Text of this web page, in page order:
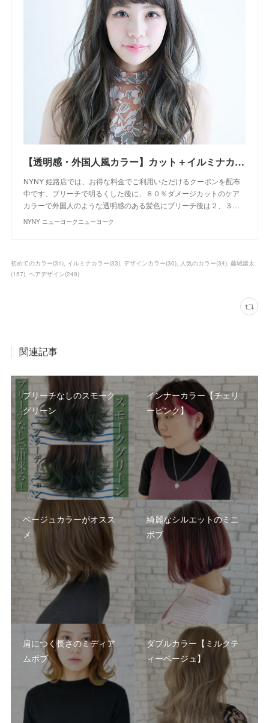
【透明感・外国人風カラー】カット＋イルミナカラー＋ブリーチ｜クーポン｜美容室 NYNY NYNY 姫路店｜ヘアサロン・美容院｜ニューヨークニューヨーク
NYNY 姫路店では、お得な料金でご利用いただけるクーポンを配布
中です。ブリーチで明るくした後に、８０％ダメージカットのケア
カラーで外国人のような透明感のある髪色にブリーチ後は２、３…
NYNY ニューヨークニューヨーク
初めてのカラー(31) イルミナカラー(33) デザインカラー(30) 人気のカラー(34) 藤城建太
(157) ヘアデザイン(249)
関連記事
ブリーチなしのスモーク
グリーン
インナーカラー【チェリ
ーピンク】
ベージュカラーがオスス
メ
綺麗なシルエットのミニ
ボブ
肩につく長さのミディア
ムボブ
ダブルカラー【ミルクテ
ィーベージュ】